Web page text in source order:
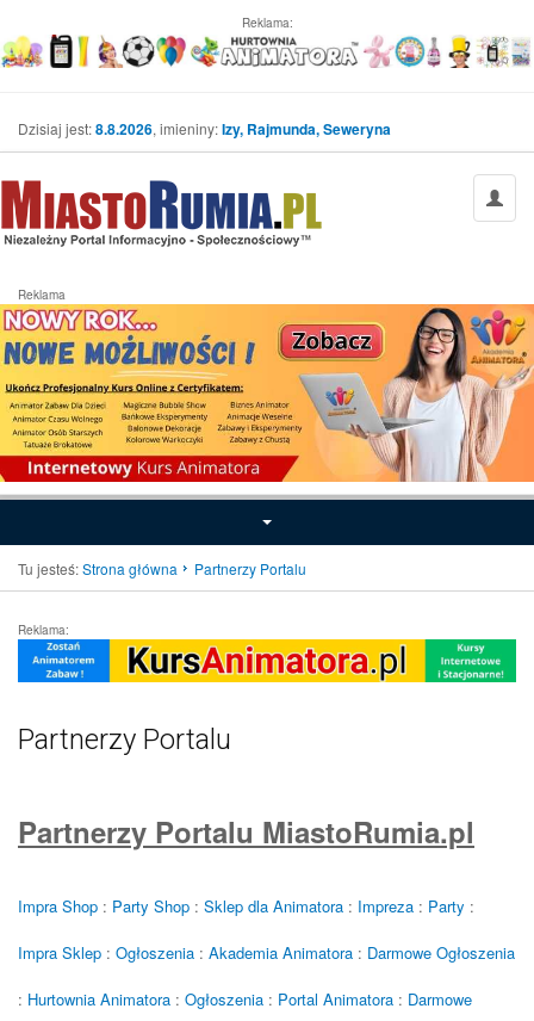
Reklama:
Dzisiaj jest:8.8.2026, imieniny:Izy, Rajmunda, Seweryna
Reklama
Tu jesteś:Strona główna Partnerzy Portalu
Reklama:
Partnerzy Portalu
Partnerzy Portalu MiastoRumia.pl
Impra Shop : Party Shop : Sklep dla Animatora : Impreza : Party :
Impra Sklep : Ogłoszenia : Akademia Animatora : Darmowe Ogłoszenia
: Hurtownia Animatora : Ogłoszenia : Portal Animatora : Darmowe